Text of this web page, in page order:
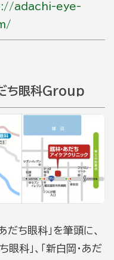
adachi-eye-
ち眼科Group
だち眼科」を筆頭に、
眼科」、「新白岡・あだ